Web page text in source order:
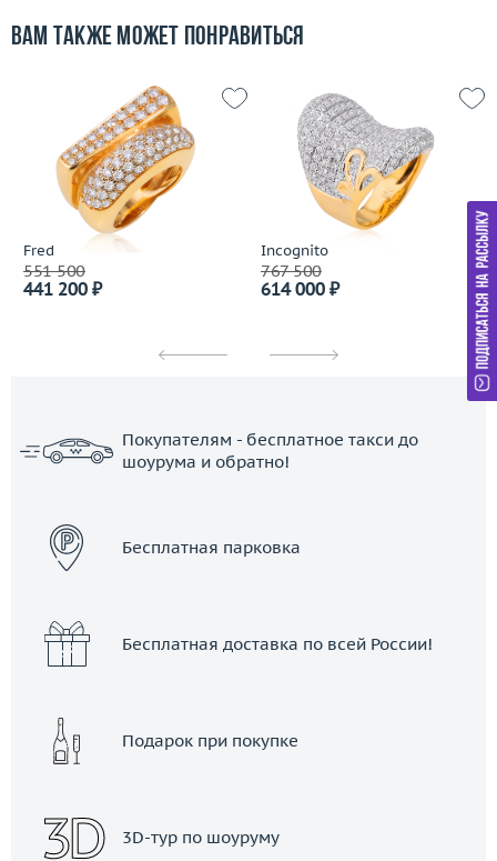
Вам также может понравиться
Fred
551 500
441 200 ₽
Incognito
767 500
614 000 ₽
Покупателям - бесплатное такси до
шоурума и обратно!
Бесплатная парковка
Бесплатная доставка по всей России!
Подарок при покупке
3D-тур по шоуруму